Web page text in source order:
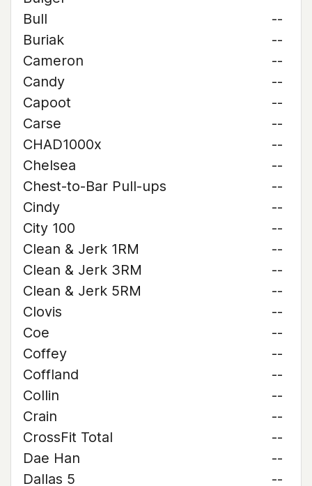
Bull
--
Buriak
--
Cameron
--
Candy
--
Capoot
--
Carse
--
CHAD1000x
--
Chelsea
--
Chest-to-Bar Pull-ups
--
Cindy
--
City 100
--
Clean & Jerk 1RM
--
Clean & Jerk 3RM
--
Clean & Jerk 5RM
--
Clovis
--
Coe
--
Coffey
--
Coffland
--
Collin
--
Crain
--
CrossFit Total
--
Dae Han
--
Dallas 5
--